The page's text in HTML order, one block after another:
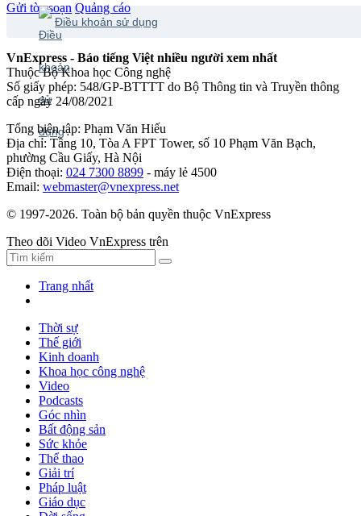
Gửi tòa soạn Quảng cáo
Điều khoản sử dụng
VnExpress - Báo tiếng Việt nhiều người xem nhất
Thuộc Bộ Khoa học Công nghệ
Số giấy phép: 548/GP-BTTTT do Bộ Thông tin và Truyền thông
cấp ngày 24/08/2021
Tổng biên tập: Phạm Văn Hiếu
Địa chỉ: Tầng 10, Tòa A FPT Tower, số 10 Phạm Văn Bạch,
phường Cầu Giấy, Hà Nội
Điện thoại: 024 7300 8899 - máy lẻ 4500
Email: webmaster@vnexpress.net
© 1997-2026. Toàn bộ bản quyền thuộc VnExpress
Theo dõi Video VnExpress trên
Trang nhất
Thời sự
Thế giới
Kinh doanh
Khoa học công nghệ
Video
Podcasts
Góc nhìn
Bất động sản
Sức khỏe
Thể thao
Giải trí
Pháp luật
Giáo dục